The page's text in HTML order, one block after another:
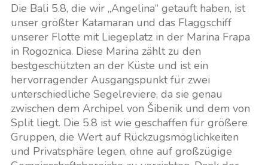
Die Bali 5.8, die wir „Angelina“ getauft haben, ist
unser größter Katamaran und das Flaggschiff
unserer Flotte mit Liegeplatz in der Marina Frapa
in Rogoznica. Diese Marina zählt zu den
bestgeschützten an der Küste und ist ein
hervorragender Ausgangspunkt für zwei
unterschiedliche Segelreviere, da sie genau
zwischen dem Archipel von Šibenik und dem von
Split liegt. Die 5.8 ist wie geschaffen für größere
Gruppen, die Wert auf Rückzugsmöglichkeiten
und Privatsphäre legen, ohne auf großzügige